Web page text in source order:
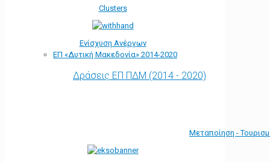
Clusters
Ενίσχυση Ανέργων
ΕΠ «Δυτική Μακεδονία» 2014-2020
Δράσεις ΕΠ ΠΔΜ (2014 - 2020)
Μεταποίηση -